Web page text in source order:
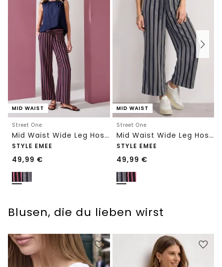
MID WAIST
Street One
Mid Waist Wide Leg Hose mit Streifen
STYLE EMEE
49,99 €
MID WAIST
Street One
Mid Waist Wide Leg Hose mit Streifen
STYLE EMEE
49,99 €
Blusen, die du lieben wirst